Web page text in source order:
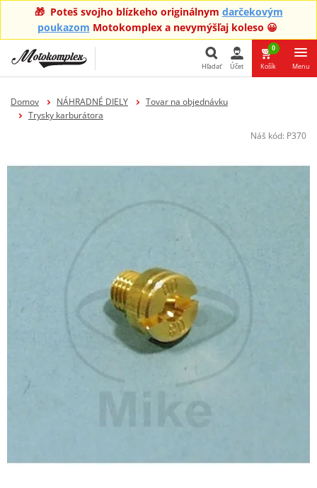
🎁 Poteš svojho blízkeho originálnym darčekovým
poukazom Motokomplex a nevymýšľaj koleso 😀
Hľadať Účet
0
Košík Menu
Domov NÁHRADNÉ DIELY
Tovar na objednávku
Trysky karburátora
Náš kód: P370